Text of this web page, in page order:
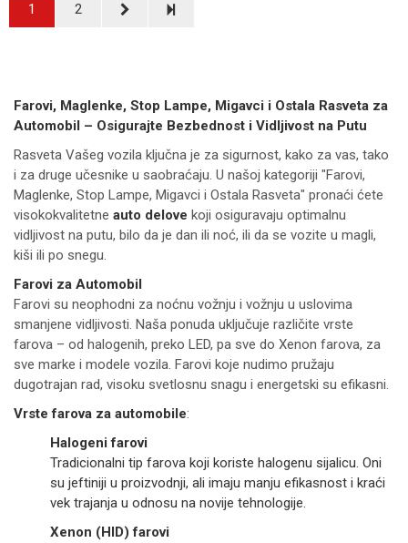
1 2
Farovi, Maglenke, Stop Lampe, Migavci i Ostala Rasveta za
Automobil – Osigurajte Bezbednost i Vidljivost na Putu
Rasveta Vašeg vozila ključna je za sigurnost, kako za vas, tako
i za druge učesnike u saobraćaju. U našoj kategoriji "Farovi,
Maglenke, Stop Lampe, Migavci i Ostala Rasveta" pronaći ćete
visokokvalitetne auto delove koji osiguravaju optimalnu
vidljivost na putu, bilo da je dan ili noć, ili da se vozite u magli,
kiši ili po snegu.
Farovi za Automobil
Farovi su neophodni za noćnu vožnju i vožnju u uslovima
smanjene vidljivosti. Naša ponuda uključuje različite vrste
farova – od halogenih, preko LED, pa sve do Xenon farova, za
sve marke i modele vozila. Farovi koje nudimo pružaju
dugotrajan rad, visoku svetlosnu snagu i energetski su efikasni.
Vrste farova za automobile:
Halogeni farovi
Tradicionalni tip farova koji koriste halogenu sijalicu. Oni
su jeftiniji u proizvodnji, ali imaju manju efikasnost i kraći
vek trajanja u odnosu na novije tehnologije.
Xenon (HID) farovi